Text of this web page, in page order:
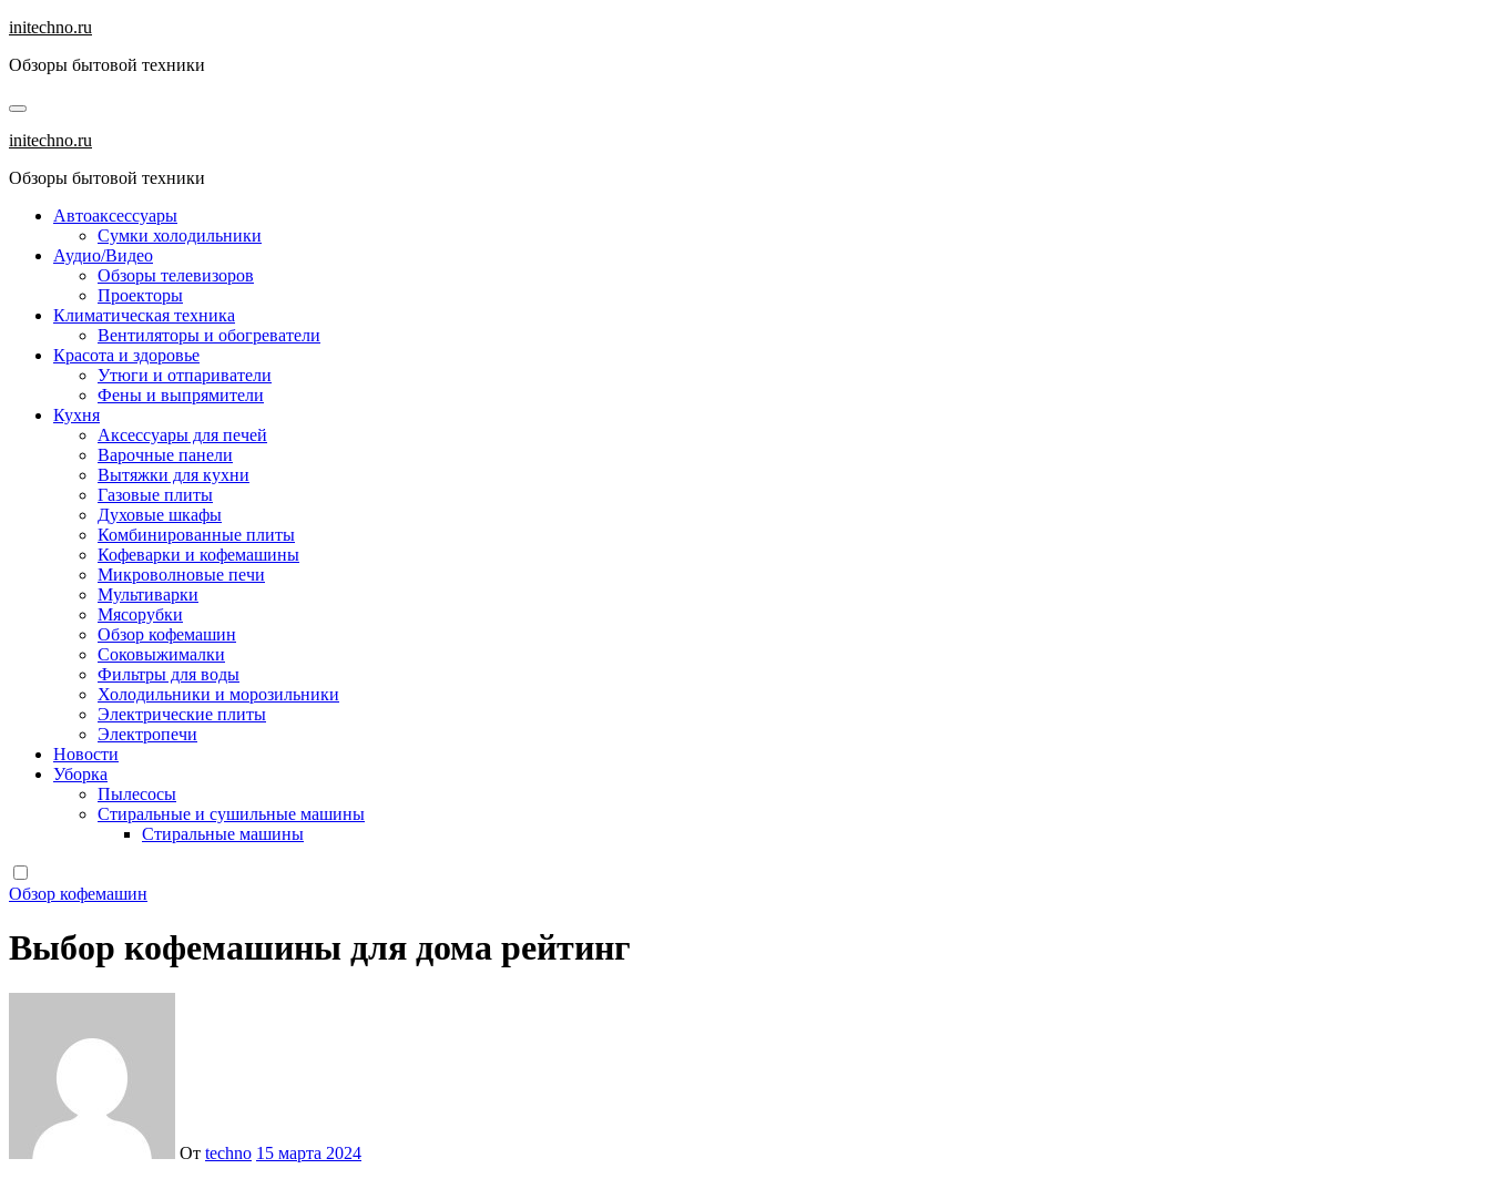
Перейти
содержанию
initechno.ru
Обзоры бытовой техники
initechno.ru
Обзоры бытовой техники
Автоаксессуары
Сумки холодильники
Аудио/Видео
Обзоры телевизоров
Проекторы
Климатическая техника
Вентиляторы и обогреватели
Красота и здоровье
Утюги и отпариватели
Фены и выпрямители
Кухня
Аксессуары для печей
Варочные панели
Вытяжки для кухни
Газовые плиты
Духовые шкафы
Комбинированные плиты
Кофеварки и кофемашины
Микроволновые печи
Мультиварки
Мясорубки
Обзор кофемашин
Соковыжималки
Фильтры для воды
Холодильники и морозильники
Электрические плиты
Электропечи
Новости
Уборка
Пылесосы
Стиральные и сушильные машины
Стиральные машины
Обзор кофемашин
Выбор кофемашины для дома рейтинг
От techno 15 марта 2024